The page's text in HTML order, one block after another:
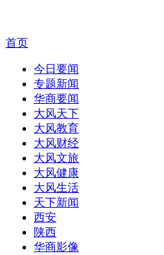
首页
今日要闻
专题新闻
华商要闻
大风天下
大风教育
大风财经
大风文旅
大风健康
大风生活
天下新闻
西安
陕西
华商影像